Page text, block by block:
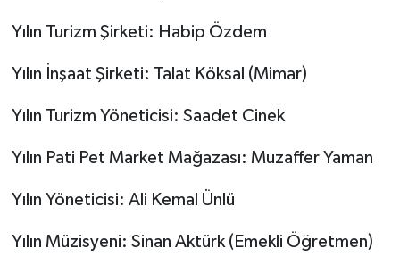
Yılın Turizm Şirketi: Habip Özdem
Yılın İnşaat Şirketi: Talat Köksal (Mimar)
Yılın Turizm Yöneticisi: Saadet Cinek
Yılın Pati Pet Market Mağazası: Muzaffer Yaman
Yılın Yöneticisi: Ali Kemal Ünlü
Yılın Müzisyeni: Sinan Aktürk (Emekli Öğretmen)